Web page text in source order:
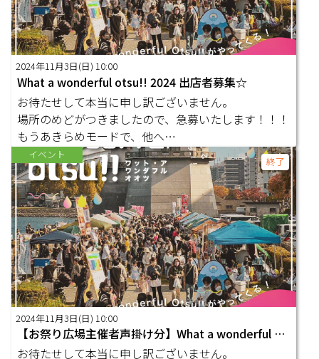
2024年11月3日(日) 10:00
What a wonderful otsu!! 2024 出店者募集☆
お待たせして本当に申し訳ございません。
場所のめどがつきましたので、急募いたします！！！
もうあきらめモードで、他へ…
イベント
終了
2024年11月3日(日) 10:00
【お祭り広場主催者声掛け分】What a wonderful otsu!! 2024 出店者募集☆
お待たせして本当に申し訳ございません。